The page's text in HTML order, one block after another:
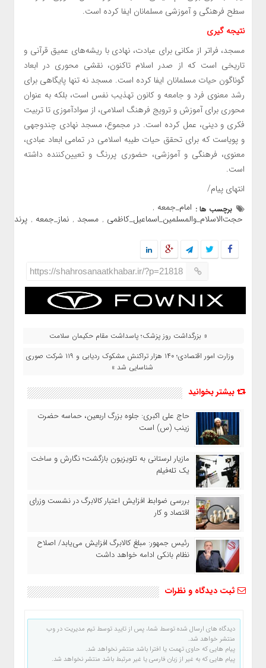
سطح فرهنگی و آموزشی مسلمانان ایفا کرده است.
نتیجه گیری
مسجد، فراتر از مکانی برای عبادت، نهادی با ریشه‌های عمیق قرآنی و
تاریخی است که از صدر اسلام تاکنون، نقشی محوری در ابعاد
گوناگون حیات مسلمانان ایفا کرده است. مسجد نه تنها پایگاهی برای
رشد معنوی فرد و جامعه و کانون تهذیب نفس است، بلکه به عنوان
محوری برای آموزش و ترویج فرهنگ اسلامی، از سوادآموزی تا تربیت
فکری و دینی، عمل کرده است. در مجموع، مسجد نهادی چندوجهی
و پویاست که برای تحقق حیات طیبه اسلامی در تمامی ابعاد عبادی،
معنوی، فرهنگی و آموزشی، حضوری پررنگ و تعیین‌کننده داشته
است.
انتهای پیام/
برچسب ها : امام_جمعه ,
حجت‌الاسلام_والمسلمین_اسماعیل_کاظمی , مسجد , نماز_جمعه , پرند
https://shahrosanaatkhabar.ir/?p=21818
« بزرگداشت روز پزشک؛ پاسداشت مقام حکیمان سلامت
وزارت امور اقتصادی؛ ۱۴۰ هزار تراکنش مشکوک ردیابی و ۱۱۹ شرکت صوری
شناسایی شد »
بیشتر بخوانید
حاج‌ علی‌ اکبری: جلوه بزرگ اربعین، حماسه حضرت
زینب (س) است
مازیار لرستانی به تلویزیون بازگشت؛ نگارش و ساخت
یک تله‌فیلم
بررسی ضوابط افزایش اعتبار کالابرگ در نشست وزرای
اقتصاد و کار
رئیس‌ جمهور: مبلغ کالابرگ افزایش می‌یابد/ اصلاح
نظام بانکی ادامه خواهد داشت
ثبت دیدگاه و نظرات
دیدگاه های ارسال شده توسط شما، پس از تایید توسط تیم مدیریت در وب
منتشر خواهد شد.
پیام هایی که حاوی تهمت یا افترا باشد منتشر نخواهد شد.
پیام هایی که به غیر از زبان فارسی یا غیر مرتبط باشد منتشر نخواهد شد.